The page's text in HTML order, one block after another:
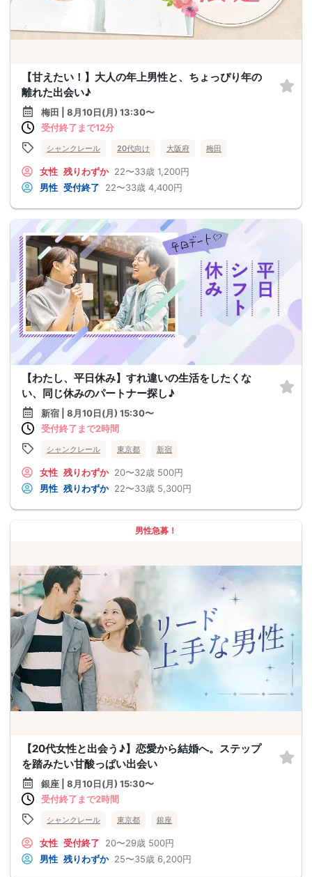
【甘えたい！】大人の年上男性と、ちょっぴり年の
離れた出会い♪
梅田 | 8月10日(月) 13:30〜
受付終了まで12分
シャンクレール 20代向け 大阪府 梅田
女性 残りわずか 22〜33歳 1,200円
男性 受付終了 22〜33歳 4,400円
【わたし、平日休み】すれ違いの生活をしたくな
い、同じ休みのパートナー探し♪
新宿 | 8月10日(月) 15:30〜
受付終了まで2時間
シャンクレール 東京都 新宿
女性 残りわずか 20〜32歳 500円
男性 残りわずか 22〜33歳 5,300円
男性急募！
【20代女性と出会う♪】恋愛から結婚へ。ステップ
を踏みたい甘酸っぱい出会い
銀座 | 8月10日(月) 15:30〜
受付終了まで2時間
シャンクレール 東京都 銀座
女性 受付終了 20〜29歳 500円
男性 残りわずか 25〜35歳 6,200円